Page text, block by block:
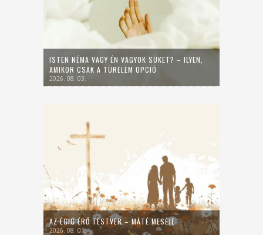
ISTEN NÉMA VAGY ÉN VAGYOK SÜKET? – ILYEN,
AMIKOR CSAK A TÜRELEM OPCIÓ
2026. 08. 03.
AZ ÉGIG ÉRŐ TESTVÉR – MÁTÉ MESÉJE
2026. 08. 01.